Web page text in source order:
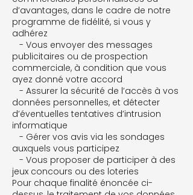
d’avantages, dans le cadre de notre
programme de fidélité, si vous y
adhérez
- Vous envoyer des messages
publicitaires ou de prospection
commerciale, à condition que vous
ayez donné votre accord
- Assurer la sécurité de l’accès à vos
données personnelles, et détecter
d’éventuelles tentatives d’intrusion
informatique
- Gérer vos avis via les sondages
auxquels vous participez
- Vous proposer de participer à des
jeux concours ou des loteries
Pour chaque finalité énoncée ci-